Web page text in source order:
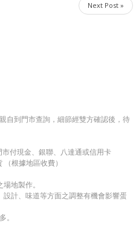
Next Post »
自到門市查詢，細節經雙方確認後，待
付現金、銀聯、八達通或信用卡
根據地區收費）
地製作。
計、味道等方面之調整有機會影響蛋
。